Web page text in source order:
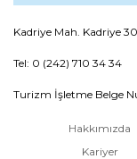
Kadriye Mah. Kadriye
Tel: 0 (242) 710 34 34
Turizm İşletme Belge
Hakkımızda
Kariyer